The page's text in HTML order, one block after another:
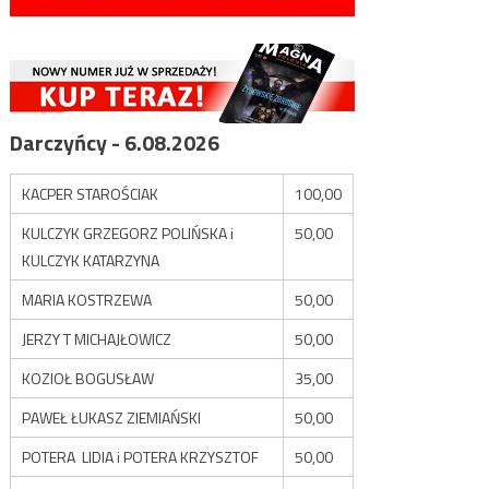
Darczyńcy - 6.08.2026
KACPER STAROŚCIAK
100,00
KULCZYK GRZEGORZ POLIŃSKA i
KULCZYK KATARZYNA
50,00
MARIA KOSTRZEWA
50,00
JERZY T MICHAJŁOWICZ
50,00
KOZIOŁ BOGUSŁAW
35,00
PAWEŁ ŁUKASZ ZIEMIAŃSKI
50,00
POTERA LIDIA i POTERA KRZYSZTOF
50,00